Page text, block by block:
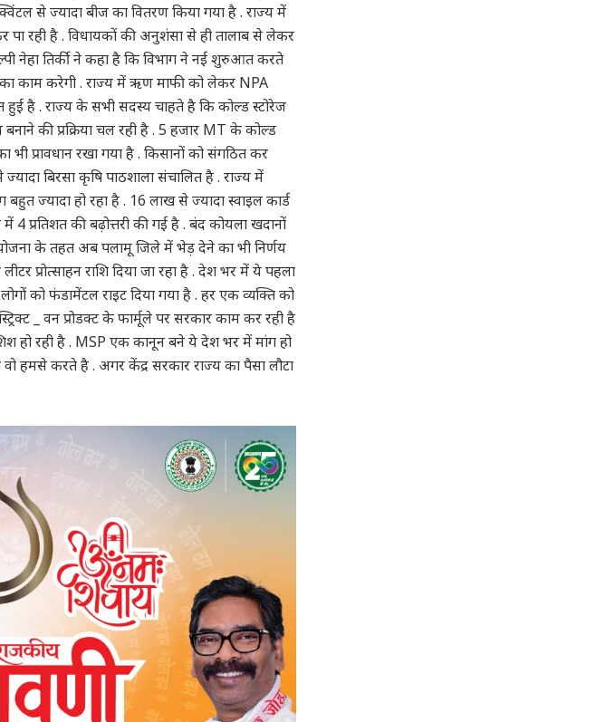
से ज्यादा बीज का वितरण किया गया है . राज्य में
पा रही है . विधायकों की अनुशंसा से ही तालाब से लेकर
नेहा तिर्की ने कहा है कि विभाग ने नई शुरुआत करते
काम करेगी . राज्य में ऋण माफी को लेकर NPA
है . राज्य के सभी सदस्य चाहते है कि कोल्ड स्टोरेज
की प्रक्रिया चल रही है . 5 हजार MT के कोल्ड
प्रावधान रखा गया है . किसानों को संगठित कर
बिरसा कृषि पाठशाला संचालित है . राज्य में
ज्यादा हो रहा है . 16 लाख से ज्यादा स्वाइल कार्ड
प्रतिशत की बढ़ोत्तरी की गई है . बंद कोयला खदानों
के तहत अब पलामू जिले में भेड़ देने का भी निर्णय
प्रोत्साहन राशि दिया जा रहा है . देश भर में ये पहला
को फंडामेंटल राइट दिया गया है . हर एक व्यक्ति को
_ वन प्रोडक्ट के फार्मूले पर सरकार काम कर रही है
हो रही है . MSP एक कानून बने ये देश भर में मांग हो
हमसे करते है . अगर केंद्र सरकार राज्य का पैसा लौटा